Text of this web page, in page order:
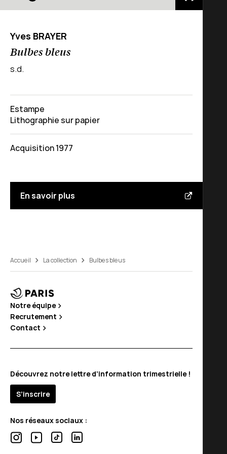
Yves BRAYER
Bulbes bleus
s.d.
Estampe
Lithographie sur papier
Acquisition 1977
En savoir plus
Accueil La collection Bulbes bleus
Notre équipe
Recrutement
Contact
Découvrez notre lettre d’information trimestrielle !
S’inscrire
Nos réseaux sociaux :